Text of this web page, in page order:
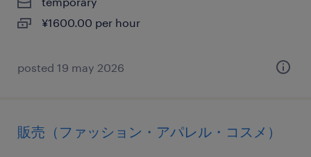
¥1600.00 per hour
posted 19 may 2026
販売（ファッション・アパレル・コスメ）